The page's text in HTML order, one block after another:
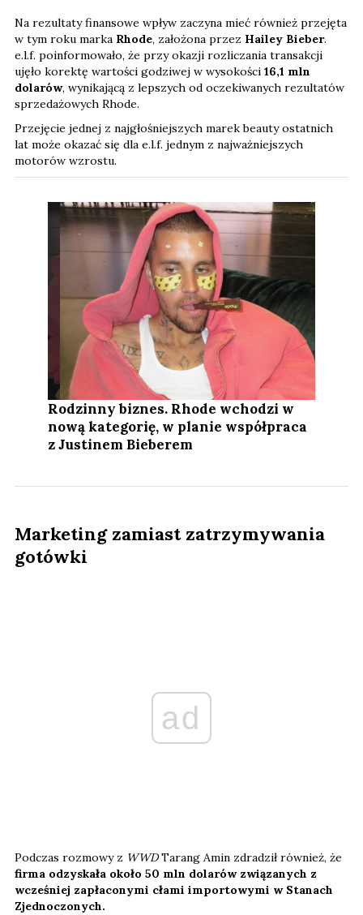
Na rezultaty finansowe wpływ zaczyna mieć również przejęta
w tym roku marka Rhode, założona przez Hailey Bieber.
e.l.f. poinformowało, że przy okazji rozliczania transakcji
ujęło korektę wartości godziwej w wysokości 16,1 mln
dolarów, wynikającą z lepszych od oczekiwanych rezultatów
sprzedażowych Rhode.
Przejęcie jednej z najgłośniejszych marek beauty ostatnich
lat może okazać się dla e.l.f. jednym z najważniejszych
motorów wzrostu.
Rodzinny biznes. Rhode wchodzi w
nową kategorię, w planie współpraca
z Justinem Bieberem
Marketing zamiast zatrzymywania
gotówki
ad
Podczas rozmowy z WWDTarang Amin zdradził również, że
firma odzyskała około 50 mln dolarów związanych z
wcześniej zapłaconymi cłami importowymi w Stanach
Zjednoczonych.